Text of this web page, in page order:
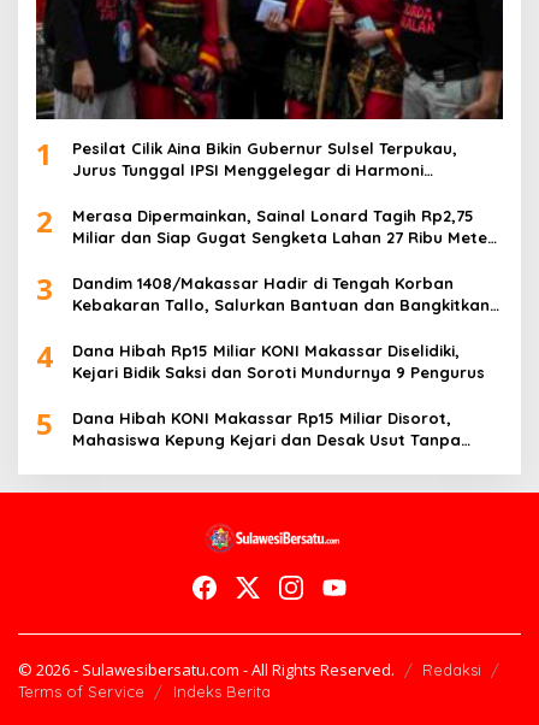
1
Pesilat Cilik Aina Bikin Gubernur Sulsel Terpukau,
Jurus Tunggal IPSI Menggelegar di Harmoni
2
Merasa Dipermainkan, Sainal Lonard Tagih Rp2,75
Miliar dan Siap Gugat Sengketa Lahan 27 Ribu Meter
3
Dandim 1408/Makassar Hadir di Tengah Korban
Kebakaran Tallo, Salurkan Bantuan dan Bangkitkan
4
Dana Hibah Rp15 Miliar KONI Makassar Diselidiki,
Kejari Bidik Saksi dan Soroti Mundurnya 9 Pengurus
5
Dana Hibah KONI Makassar Rp15 Miliar Disorot,
Mahasiswa Kepung Kejari dan Desak Usut Tanpa
© 2026 - Sulawesibersatu.com - All Rights Reserved.
Redaksi
Terms of Service
Indeks Berita